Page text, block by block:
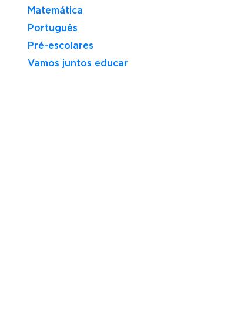
Matemática
Português
Pré-escolares
Vamos juntos educar